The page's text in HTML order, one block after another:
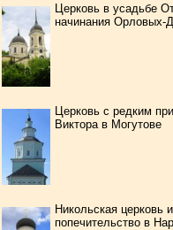
Церковь в усадьбе
начинания Орловых-
Церковь с редким
Виктора в Могутове
Никольская церковь
попечительство в